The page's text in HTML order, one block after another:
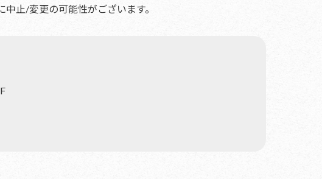
止/変更の可能性がございます。